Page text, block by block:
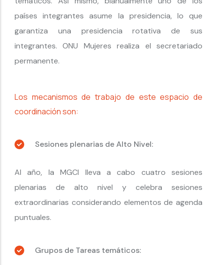
países integrantes asume la presidencia, lo que
garantiza una presidencia rotativa de sus
integrantes. ONU Mujeres realiza el secretariado
permanente.
Los mecanismos de trabajo de este espacio de
coordinación son:
Sesiones plenarias de Alto Nivel:
Al año, la MGCI lleva a cabo cuatro sesiones
plenarias de alto nivel y celebra sesiones
extraordinarias considerando elementos de agenda
puntuales.
Grupos de Tareas temáticos: